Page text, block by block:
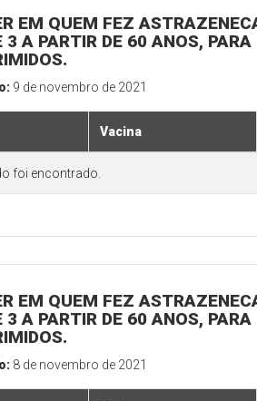
EM QUEM FEZ
3 A PARTIR DE 60 ANOS,
9 de novembro de 2021
Vacina
foi encontrado.
EM QUEM FEZ
3 A PARTIR DE 60 ANOS,
8 de novembro de 2021